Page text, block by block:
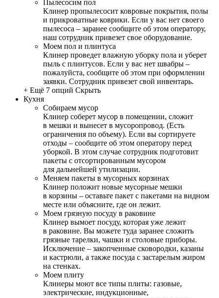
Пылесосим пол
Клинер пропылесосит ковровые покрытия, полы
и прикроватные коврики. Если у вас нет своего
пылесоса – заранее сообщите об этом оператору,
наш сотрудник привезет свое оборудование.
Моем пол и плинтуса
Клинер проведет влажную уборку пола и уберет
пыль с плинтусов. Если у вас нет швабры –
пожалуйста, сообщите об этом при оформлении
заявки. Сотрудник привезет свой инвентарь.
+ Ещё 7 опций Скрыть
Кухня
Собираем мусор
Клинер соберет мусор в помещении, сложит
в мешки и вынесет в мусоропровод. (Есть
ограничения по объему). Если вы сортируете
отходы – сообщите об этом оператору перед
уборкой. В этом случае сотрудник подготовит
пакеты с отсортированным мусором
для дальнейшей утилизации.
Меняем пакеты в мусорных корзинах
Клинер положит новые мусорные мешки
в корзины – оставьте пакет с пакетами на видном
месте или объясните, где он лежит.
Моем грязную посуду в раковине
Клинер вымоет посуду, которая уже лежит
в раковине. Вы можете туда заранее сложить
грязные тарелки, чашки и столовые приборы.
Исключение – закопченные сковородки, казаны
и кастрюли, а также посуда с застарелым жиром
на стенках.
Моем плиту
Клинеры моют все типы плиты: газовые,
электрические, индукционные,